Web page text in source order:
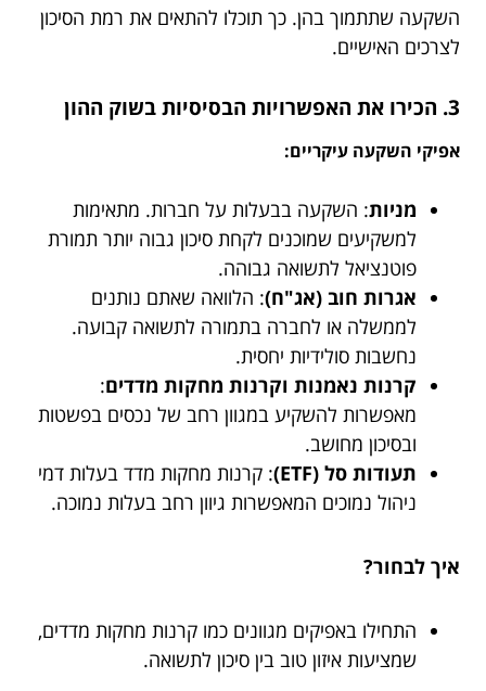
השקעה שתתמוך בהן. כך תוכלו להתאים את רמת הסיכון
לצרכים האישיים.
3. הכירו את האפשרויות הבסיסיות בשוק ההון
אפיקי השקעה עיקריים:
מניות: השקעה בבעלות על חברות. מתאימות
למשקיעים שמוכנים לקחת סיכון גבוה יותר תמורת
פוטנציאל לתשואה גבוהה.
אגרות חוב (אג"ח): הלוואה שאתם נותנים
לממשלה או לחברה בתמורה לתשואה קבועה.
נחשבות סולידיות יחסית.
קרנות נאמנות וקרנות מחקות מדדים:
מאפשרות להשקיע במגוון רחב של נכסים בפשטות
ובסיכון מחושב.
תעודות סל (ETF)
: קרנות מחקות מדד בעלות דמי
ניהול נמוכים המאפשרות גיוון רחב בעלות נמוכה.
איך לבחור?
התחילו באפיקים מגוונים כמו קרנות מחקות מדדים,
שמציעות איזון טוב בין סיכון לתשואה.